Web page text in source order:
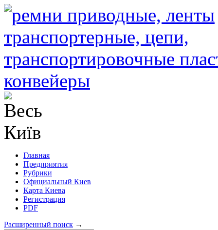
Главная
Предприятия
Рубрики
Официальный Киев
Карта Киева
Регистрация
PDF
Расширенный поиск →